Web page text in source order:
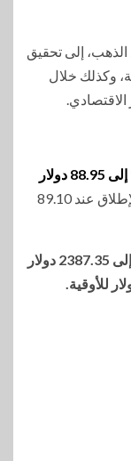
الذهب، إلى تحقيق
وكذلك خلال
ارتفعت الفضة في المعاملات الفورية 4.7% إلى 88.95 دولار
سجلت أعلى مستوى على الإطلاق عند 89.10
وصعد البلاتين في المعاملات الفورية 1.‌9% إلى 2387.35 دولار